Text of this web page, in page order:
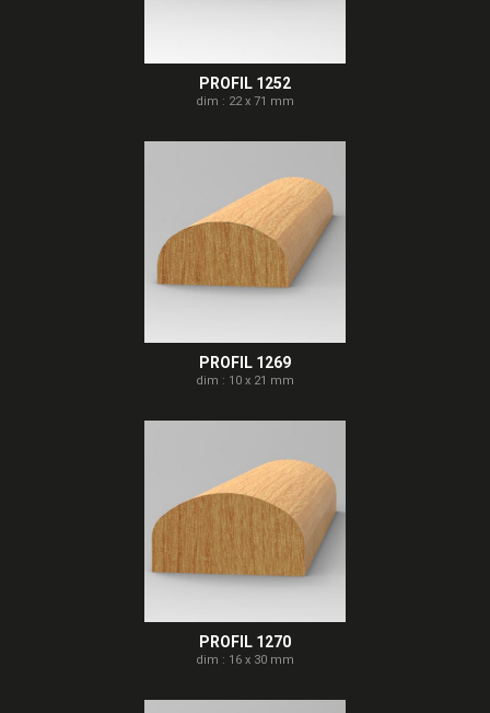
PROFIL 1252
dim : 22 x 71 mm
PROFIL 1269
dim : 10 x 21 mm
PROFIL 1270
dim : 16 x 30 mm